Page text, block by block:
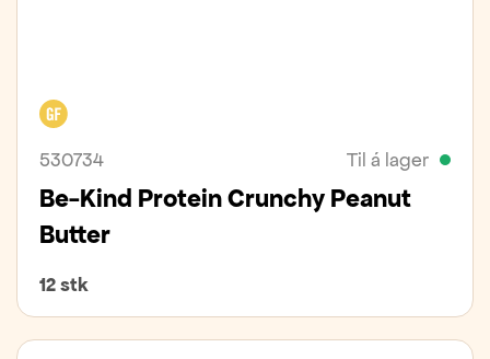
530734 Til á lager
Be-Kind Protein Crunchy Peanut
Butter
12 stk